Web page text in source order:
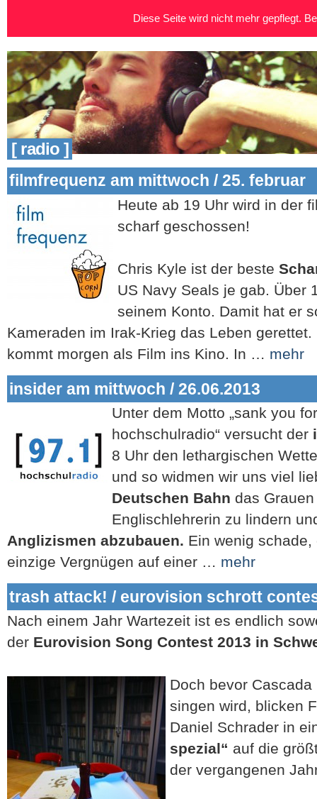
[ radio ]
filmfrequenz am mittwoch / 25. februar
Heute ab 19 Uhr wird in der
scharf geschossen!
Chris Kyle ist der beste
US Navy Seals je gab. Über
seinem Konto. Damit hat er
Kameraden im Irak-Krieg das Leben
kommt morgen als Film ins Kino. In … mehr
insider am mittwoch / 26.06.2013
Unter dem Motto „sank you
hochschulradio“ versucht der
8 Uhr den lethargischen
und so widmen wir uns viel
Deutschen Bahn das
Englischlehrerin zu lindern
Anglizismen abzubauen. Ein wenig
einzige Vergnügen auf einer … mehr
trash attack! / eurovision schrott
Nach einem Jahr Wartezeit ist es endlich
der Eurovision Song Contest 2013 in
Doch bevor Cascada
singen wird, blicken
Daniel Schrader in
spezial“ auf die
der vergangenen
Diese Seite wird nicht mehr gepflegt.